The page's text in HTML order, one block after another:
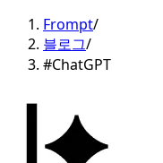
Frompt/
블로그/
#ChatGPT